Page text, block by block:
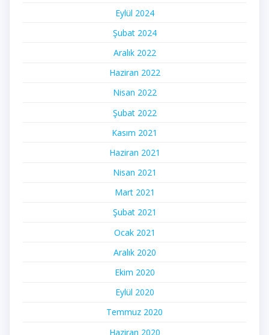
Eylül 2024
Şubat 2024
Aralık 2022
Haziran 2022
Nisan 2022
Şubat 2022
Kasım 2021
Haziran 2021
Nisan 2021
Mart 2021
Şubat 2021
Ocak 2021
Aralık 2020
Ekim 2020
Eylül 2020
Temmuz 2020
Haziran 2020